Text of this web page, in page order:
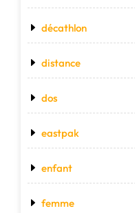
décathlon
distance
dos
eastpak
enfant
femme